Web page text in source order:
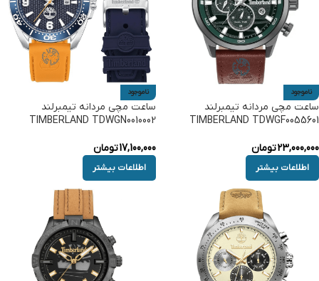
ناموجود
ساعت مچی مردانه تیمبرلند
TIMBERLAND TDWGF0055601
23,000,000تومان
اطلاعات بیشتر
ناموجود
ساعت مچی مردانه تیمبرلند
TIMBERLAND TDWGN0010002
17,100,000تومان
اطلاعات بیشتر